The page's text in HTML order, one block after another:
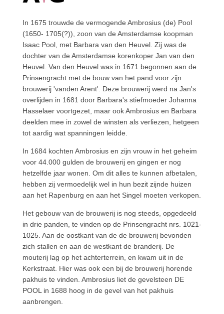
In 1675 trouwde de vermogende Ambrosius (de) Pool
(1650- 1705(?)), zoon van de Amsterdamse koopman
Isaac Pool, met Barbara van den Heuvel. Zij was de
dochter van de Amsterdamse korenkoper Jan van den
Heuvel. Van den Heuvel was in 1671 begonnen aan de
Prinsengracht met de bouw van het pand voor zijn
brouwerij 'vanden Arent'. Deze brouwerij werd na Jan's
overlijden in 1681 door Barbara's stiefmoeder Johanna
Hasselaer voortgezet, maar ook Ambrosius en Barbara
deelden mee in zowel de winsten als verliezen, hetgeen
tot aardig wat spanningen leidde.
In 1684 kochten Ambrosius en zijn vrouw in het geheim
voor 44.000 gulden de brouwerij en gingen er nog
hetzelfde jaar wonen. Om dit alles te kunnen afbetalen,
hebben zij vermoedelijk wel in hun bezit zijnde huizen
aan het Rapenburg en aan het Singel moeten verkopen.
Het gebouw van de brouwerij is nog steeds, opgedeeld
in drie panden, te vinden op de Prinsengracht nrs. 1021-
1025. Aan de oostkant van de de brouwerij bevonden
zich stallen en aan de westkant de branderij. De
mouterij lag op het achterterrein, en kwam uit in de
Kerkstraat. Hier was ook een bij de brouwerij horende
pakhuis te vinden. Ambrosius liet de gevelsteen DE
POOL in 1688 hoog in de gevel van het pakhuis
aanbrengen.